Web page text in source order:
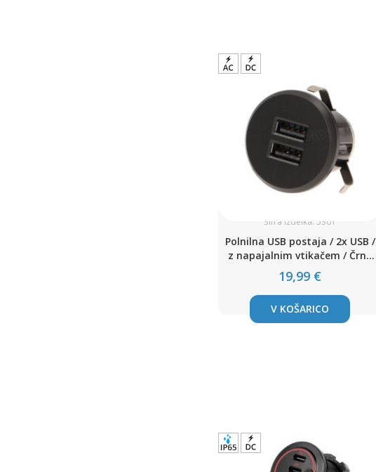
Šifra izdelka: 5301
Polnilna USB postaja / 2x USB /
z napajalnim vtikačem / Črne
barve
19,99 €
V KOŠARICO